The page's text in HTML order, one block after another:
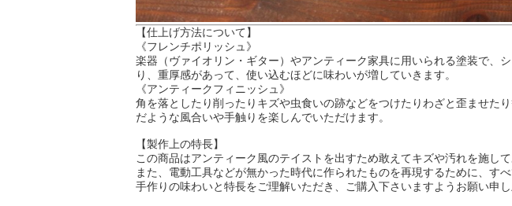
【仕上げ方法について】
《フレンチポリッシュ》
楽器（ヴァイオリン・ギター）やアンティーク家具に用いられる塗装で、
り、重厚感があって、使い込むほどに味わいが増していきます。
《アンティークフィニッシュ》
角を落としたり削ったりキズや虫食いの跡などをつけたりわざと歪ませた
だような風合いや手触りを楽しんでいただけます。
【製作上の特長】
この商品はアンティーク風のテイストを出すため敢えてキズや汚れを施して
また、電動工具などが無かった時代に作られたものを再現するために、す
手作りの味わいと特長をご理解いただき、ご購入下さいますようお願い申し